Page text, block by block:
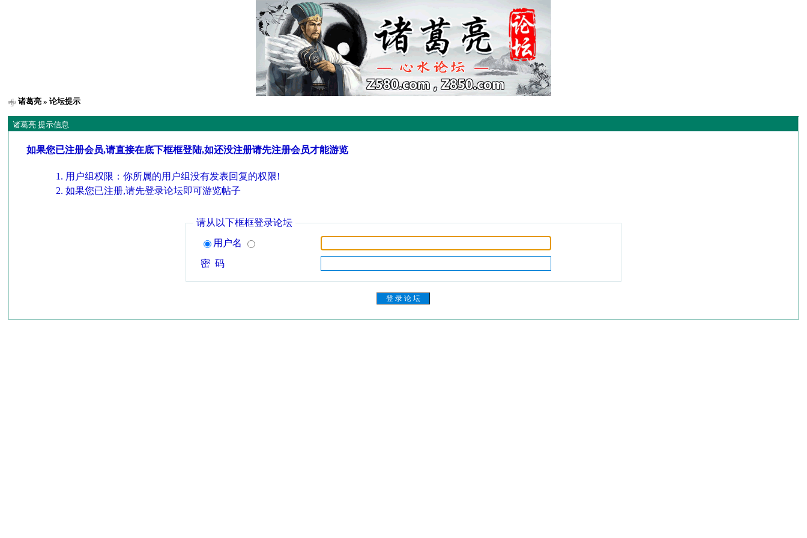
诸葛亮 » 论坛提示
诸葛亮 提示信息
如果您已注册会员,请直接在底下框框登陆,如还没注册请先注册会员才能游览
用户组权限：你所属的用户组没有发表回复的权限!
如果您已注册,请先登录论坛即可游览帖子
请从以下框框登录论坛
用户名
密 码